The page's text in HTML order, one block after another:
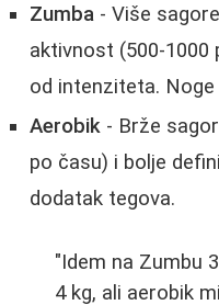
Zumba - Više
aktivnost (500-1000
od intenziteta.
Aerobik - Brže
po času) i bolje
dodatak tegova.
"Idem na Zumbu
4 kg, ali aerobik